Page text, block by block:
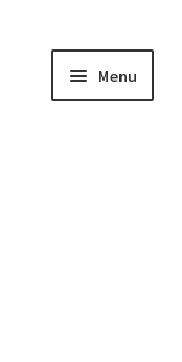
Menu